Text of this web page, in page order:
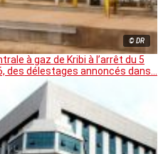
© DR
à gaz de Kribi à l’arrêt du 5
des délestages annoncés dans…